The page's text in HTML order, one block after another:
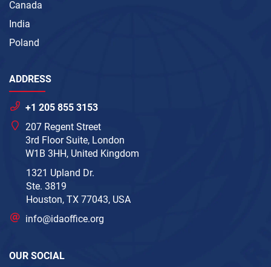
Canada
India
Poland
ADDRESS
+1 205 855 3153
207 Regent Street
3rd Floor Suite, London
W1B 3HH, United Kingdom
1321 Upland Dr.
Ste. 3819
Houston, TX 77043, USA
info@idaoffice.org
OUR SOCIAL